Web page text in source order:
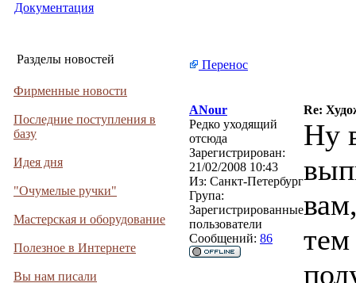
Документация
Разделы новостей
Фирменные новости
Последние поступления в
базу
Идея дня
"Очумелые ручки"
Мастерская и оборудование
Полезное в Интернете
Вы нам писали
Перенос
ANour
Re:
Редко уходящий
отсюда
Зарегистрирован:
21/02/2008 10:43
Из: Санкт-Петербург
Група:
Зарегистрированные
пользователи
Сообщений: 86
Ну
тем